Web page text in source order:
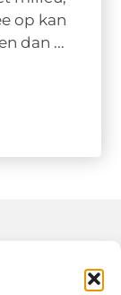
op kan
dan ...